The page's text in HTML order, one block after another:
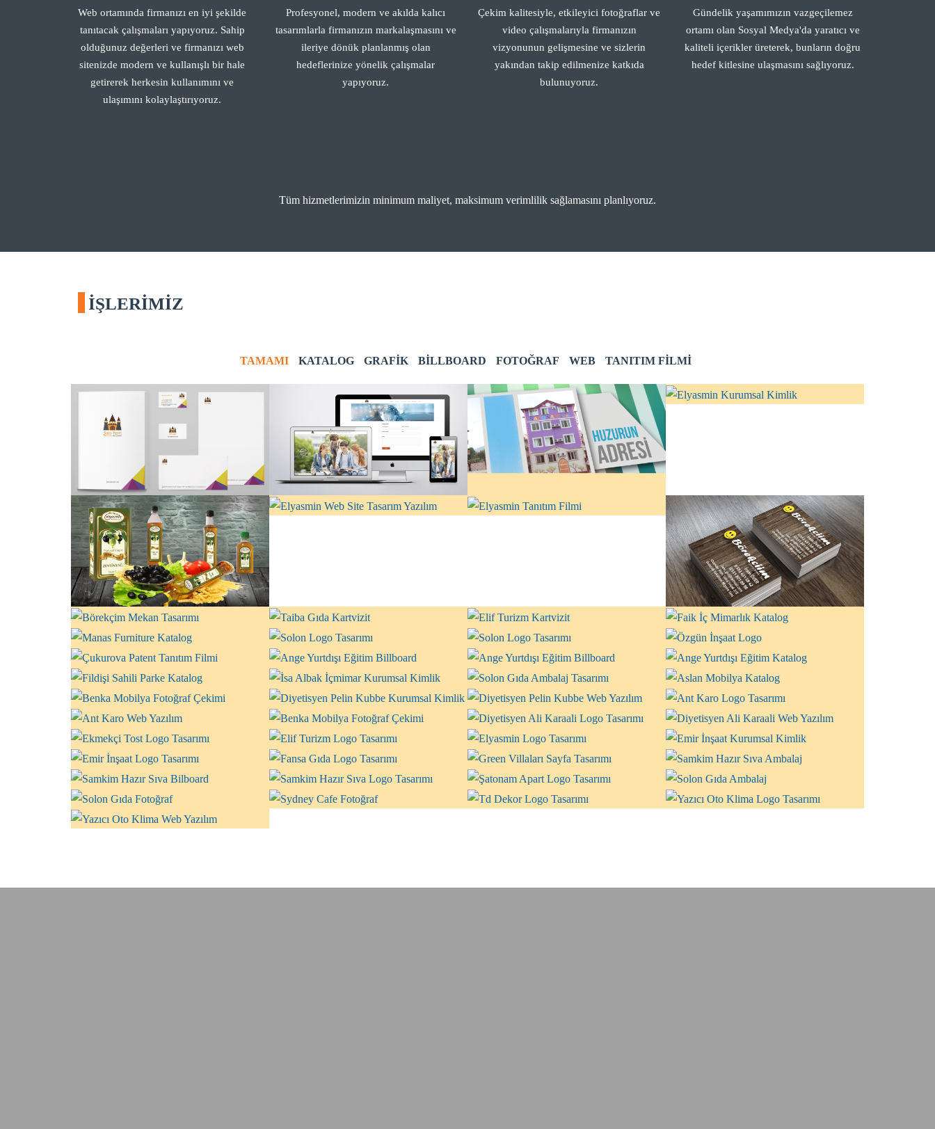
Web ortamında firmanızı en iyi şekilde
tanıtacak çalışmaları yapıyoruz. Sahip
olduğunuz değerleri ve firmanızı web
sitenizde modern ve kullanışlı bir hale
getirerek herkesin kullanımını ve
ulaşımını kolaylaştırıyoruz.
Profesyonel, modern ve akılda kalıcı
tasarımlarla firmanızın markalaşmasını ve
ileriye dönük planlanmış olan
hedeflerinize yönelik çalışmalar
yapıyoruz.
Çekim kalitesiyle, etkileyici fotoğraflar ve
video çalışmalarıyla firmanızın
vizyonunun gelişmesine ve sizlerin
yakından takip edilmenize katkıda
bulunuyoruz.
Gündelik yaşamımızın vazgeçilemez
ortamı olan Sosyal Medya'da yaratıcı ve
kaliteli içerikler üreterek, bunların doğru
hedef kitlesine ulaşmasını sağlıyoruz.
Tüm hizmetlerimizin minimum maliyet, maksimum verimlilik sağlamasını planlıyoruz.
İŞLERİMİZ
TAMAMI KATALOG GRAFIK BILLBOARD FOTOĞRAF WEB TANITIM FILMI